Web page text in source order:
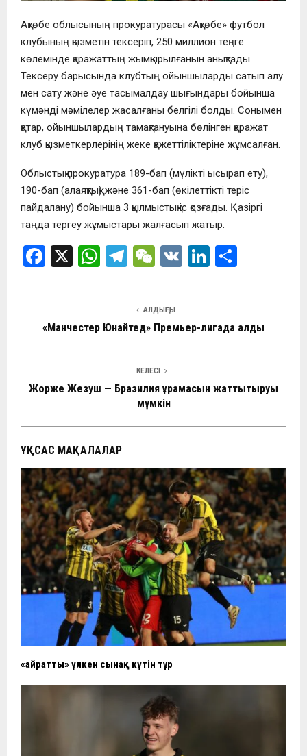
Ақтөбе облысының прокуратурасы «Ақтөбе» футбол
клубының қызметін тексеріп, 250 миллион теңге
көлемінде қаражаттың жымқырылғанын анықтады.
Тексеру барысында клубтың ойыншыларды сатып алу
мен сату және әуе тасымалдау шығындары бойынша
күмәнді мәмілелер жасалғаны белгілі болды. Сонымен
қатар, ойыншылардың тамақтануына бөлінген қаражат
клуб қызметкерлерінің жеке қажеттіліктеріне жұмсалған.
Облыстық прокуратура 189-бап (мүлікті ысырап ету),
190-бап (алаяқтық) және 361-бап (өкілеттікті теріс
пайдалану) бойынша 3 қылмыстық іс қозғады. Қазіргі
таңда тергеу жұмыстары жалғасып жатыр.
F
b
o
k
X
W
s
A
p
T
gr
a
m
W
C
h
at
V
Li
dI
n
р
а
и
АЛДЫҢҒЫ
«Манчестер Юнайтед» Премьер-лигада қалды
КЕЛЕСІ
Жорже Жезуш — Бразилия құрамасын жаттықтыруы
мүмкін
ҰҚСАС МАҚАЛАЛАР
«Қайратты» үлкен сынақ күтін тұр